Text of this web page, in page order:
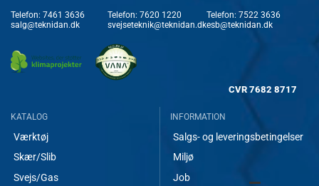
Telefon: 7461 3636
salg@teknidan.dk
Telefon: 7620 1220
svejseteknik@teknidan.dk
Telefon: 7522 3636
esb@teknidan.dk
CVR 7682 8717
KATALOG
Værktøj
Skær/Slib
Svejs/Gas
INFORMATION
Salgs- og leveringsbetingelser
Miljø
Job